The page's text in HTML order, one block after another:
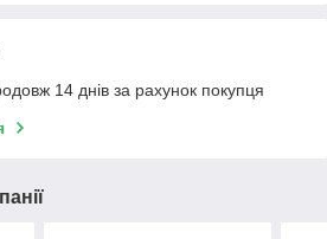
14 днів за рахунок покупця